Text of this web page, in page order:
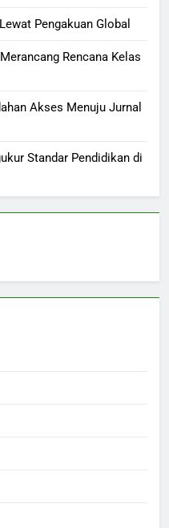
Pengakuan Global
Rencana Kelas
Akses Menuju Jurnal
Standar Pendidikan di